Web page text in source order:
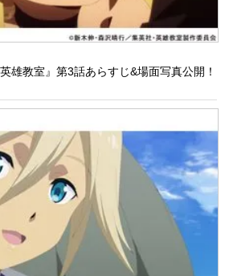
雄教室』第3話あらすじ&場面写真公開！